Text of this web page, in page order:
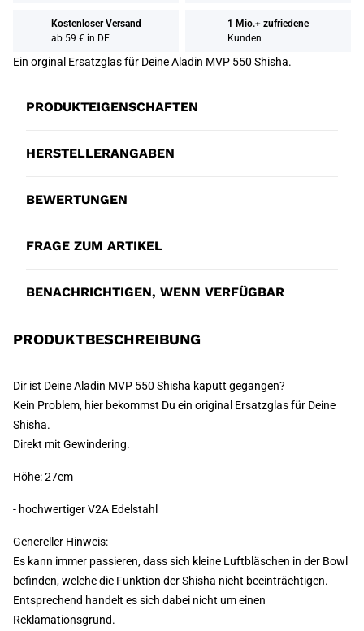
Kostenloser Versand
ab 59 € in DE
1 Mio.+ zufriedene
Kunden
Ein orginal Ersatzglas für Deine Aladin MVP 550 Shisha.
PRODUKTEIGENSCHAFTEN
HERSTELLERANGABEN
BEWERTUNGEN
FRAGE ZUM ARTIKEL
BENACHRICHTIGEN, WENN VERFÜGBAR
PRODUKTBESCHREIBUNG
Dir ist Deine Aladin MVP 550 Shisha kaputt gegangen?
Kein Problem, hier bekommst Du ein original Ersatzglas für Deine
Shisha.
Direkt mit Gewindering.
Höhe: 27cm
- hochwertiger V2A Edelstahl
Genereller Hinweis:
Es kann immer passieren, dass sich kleine Luftbläschen in der Bowl
befinden, welche die Funktion der Shisha nicht beeinträchtigen.
Entsprechend handelt es sich dabei nicht um einen
Reklamationsgrund.